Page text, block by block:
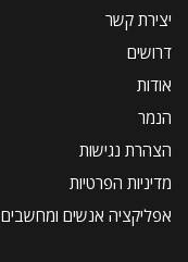
יצירת קשר
דרושים
אודות
הנמר
הצהרת נגישות
מדיניות הפרטיות
אפליקציה אנשים ומחשבים